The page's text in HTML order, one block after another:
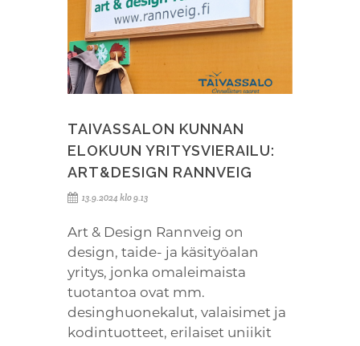
TAIVASSALON KUNNAN
ELOKUUN YRITYSVIERAILU:
ART&DESIGN RANNVEIG
13.9.2024 klo 9.13
Art & Design Rannveig on
design, taide- ja käsityöalan
yritys, jonka omaleimaista
tuotantoa ovat mm.
desinghuonekalut, valaisimet ja
kodintuotteet, erilaiset uniikit